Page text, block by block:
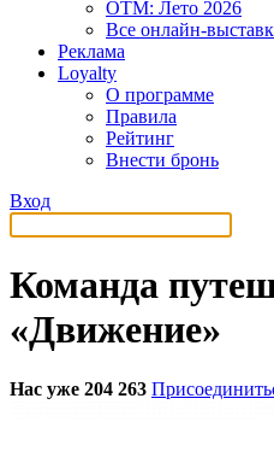
OTM: Лето 2026
Все онлайн-
Реклама
Loyalty
О программе
Правила
Рейтинг
Внести бронь
Вход
Команда
«Движение»
Нас уже 204 263